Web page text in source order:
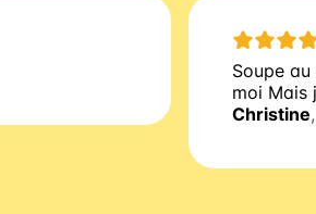
Soupe
moi Mais
Christine